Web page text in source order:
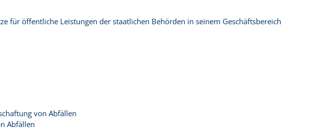
für öffentliche Leistungen der staatlichen Behörden in seinem Geschäftsbereich
von Abfällen
Abfällen